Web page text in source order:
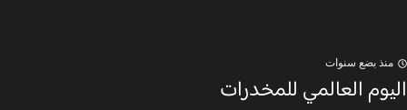
منذ بضع سنوات
اليوم العالمي للمخدرات